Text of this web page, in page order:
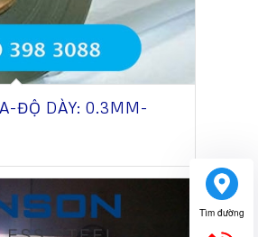
ĐỘ DÀY: 0.3MM-
Tìm đường